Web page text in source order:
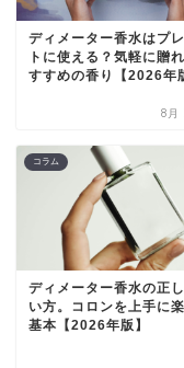
ディメーター香水はプ
トに使える？気軽に贈
すすめの香り【2026年
8月
コラム
ディメーター香水の正
い方。コロンを上手に
基本【2026年版】